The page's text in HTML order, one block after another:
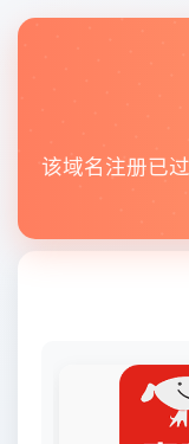
该域名注册已